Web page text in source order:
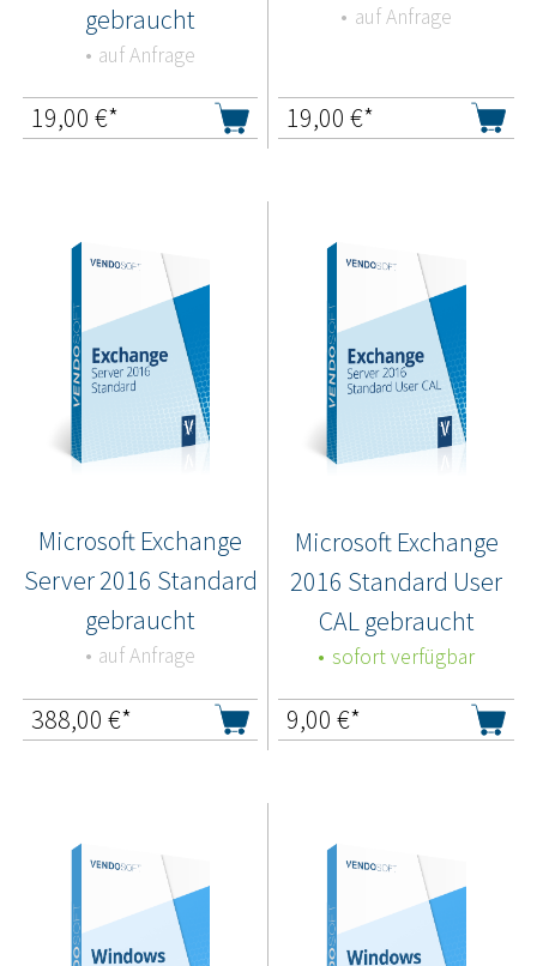
gebraucht
auf Anfrage
19,00 €*
auf Anfrage
19,00 €*
Microsoft Exchange
Server 2016 Standard
gebraucht
auf Anfrage
388,00 €*
Microsoft Exchange
2016 Standard User
CAL gebraucht
sofort verfügbar
9,00 €*